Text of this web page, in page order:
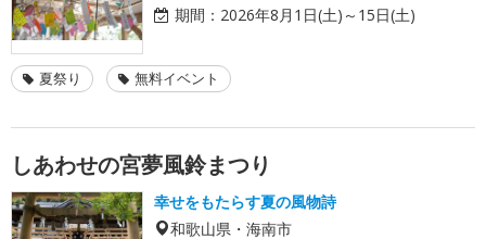
期間： 2026年8月1日(土)～15日(土)
夏祭り 無料イベント
しあわせの宮夢風鈴まつり
幸せをもたらす夏の風物詩
和歌山県・海南市